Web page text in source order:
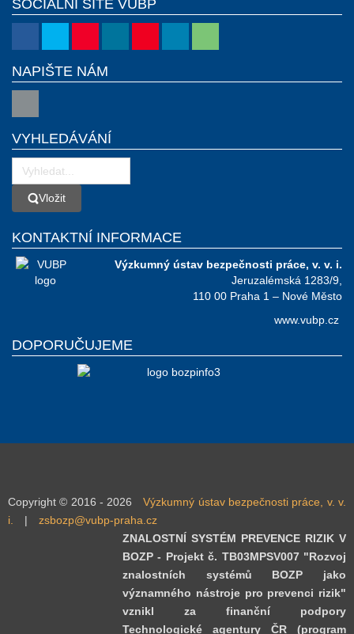
SOCIÁLNÍ SÍTĚ VÚBP
NAPIŠTE NÁM
VYHLEDÁVÁNÍ
VložitVložit
KONTAKTNÍ INFORMACE
Výzkumný ústav bezpečnosti práce, v. v. i.
Jeruzalémská 1283/9,
110 00 Praha 1 – Nové Město
www.vubp.cz
DOPORUČUJEME
Copyright © 2016 - 2026
Výzkumný ústav bezpečnosti práce, v. v.
i.
|
zsbozp@vubp-praha.cz
ZNALOSTNÍ SYSTÉM PREVENCE RIZIK V
BOZP - Projekt č. TB03MPSV007 "Rozvoj
znalostních systémů BOZP jako
významného nástroje pro prevenci rizik"
vznikl za finanční podpory
Technologické agentury ČR (program